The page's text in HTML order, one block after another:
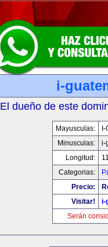
i-
El dueño de este
Mayusculas:
Minusculas:
i-
Longitud:
Categorias:
Precio:
Visitar!
i-
Serán